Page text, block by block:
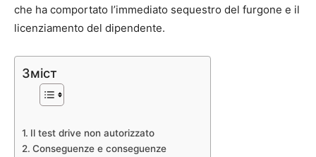
che ha comportato l’immediato sequestro del furgone e il
licenziamento del dipendente.
Зміст
Il test drive non autorizzato
Conseguenze e conseguenze